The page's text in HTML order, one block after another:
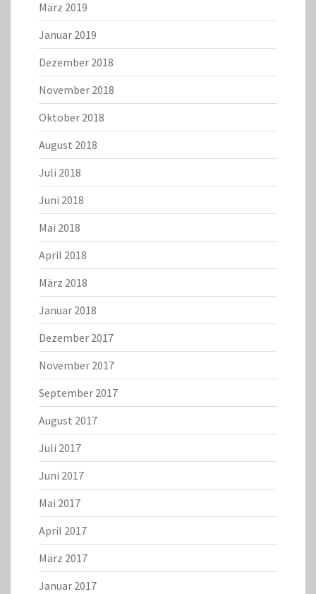
März 2019
Januar 2019
Dezember 2018
November 2018
Oktober 2018
August 2018
Juli 2018
Juni 2018
Mai 2018
April 2018
März 2018
Januar 2018
Dezember 2017
November 2017
September 2017
August 2017
Juli 2017
Juni 2017
Mai 2017
April 2017
März 2017
Januar 2017